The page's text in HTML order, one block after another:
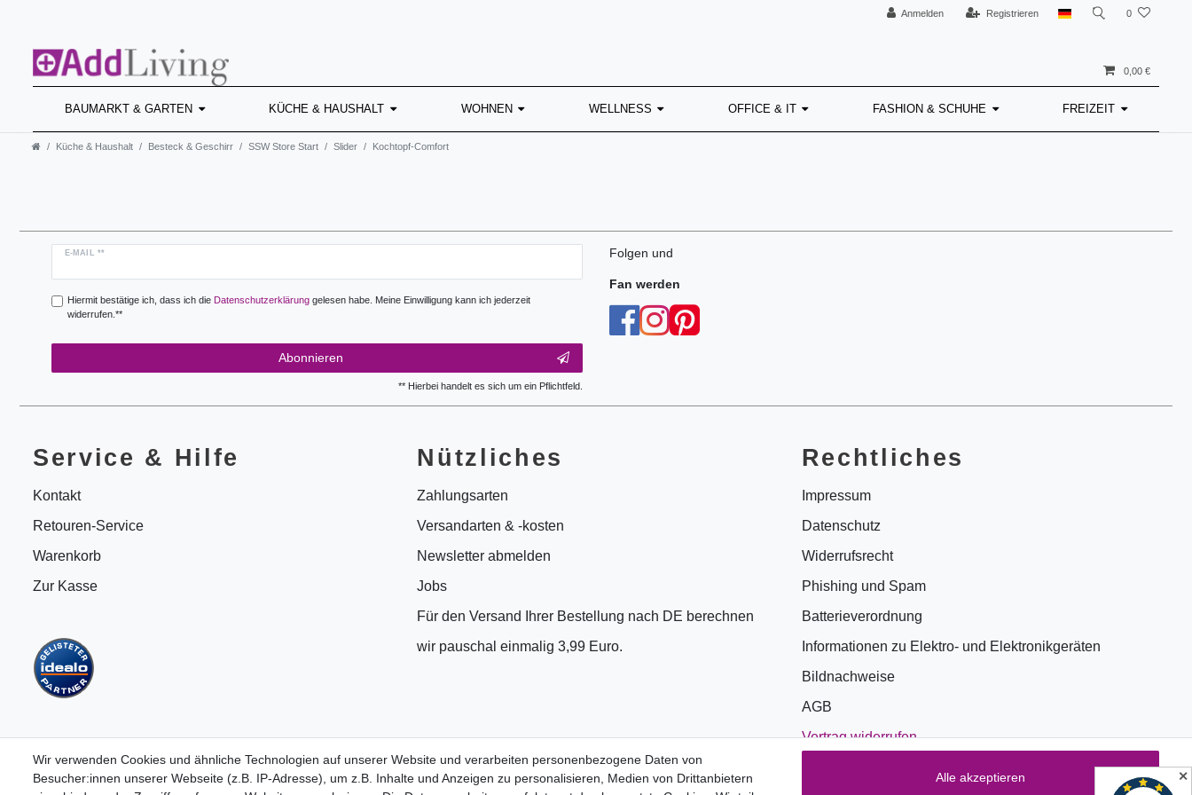
Anmelden Registrieren 0
0,00 €
BAUMARKT & GARTEN KÜCHE & HAUSHALT WOHNEN WELLNESS OFFICE & IT FASHION & SCHUHE FREIZEIT
Küche & Haushalt Besteck & Geschirr SSW Store Start Slider Kochtopf-Comfort
Wir verwenden Cookies und ähnliche Technologien auf unserer Website und verarbeiten personenbezogene Daten von
Besucher:innen unserer Webseite (z.B. IP-Adresse), um z.B. Inhalte und Anzeigen zu personalisieren, Medien von Drittanbietern
Alle akzeptieren
E-MAIL **
Newsletter
Hiermit bestätige ich, dass ich die Daten­schutz­erklärunggelesen habe. Meine Einwilligung kann ich jederzeit
widerrufen.**
Abonnieren
** Hierbei handelt es sich um ein Pflichtfeld.
Folgen und
Fan werden
Service & Hilfe
Kontakt
Retouren-Service
Warenkorb
Zur Kasse
Nützliches
Zahlungsarten
Versandarten & -kosten
Newsletter abmelden
Jobs
Für den Versand Ihrer Bestellung nach DE berechnen
wir pauschal einmalig 3,99 Euro.
Rechtliches
Impressum
Datenschutz
Widerrufsrecht
Phishing und Spam
Batterieverordnung
Informationen zu Elektro- und Elektronikgeräten
Bildnachweise
AGB
Vertrag widerrufen
✕